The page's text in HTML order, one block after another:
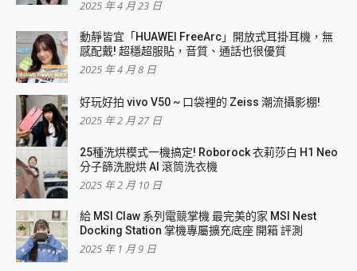
2025 年 4 月 23 日
動靜皆宜「HUAWEI FreeArc」開放式耳掛耳機，無
感配戴! 超穩超服貼，音質、通話也很優質
2025 年 4 月 8 日
好玩好拍 vivo V50 ~ 口袋裡的 Zeiss 潮流攝影棚!
2025 年 2 月 27 日
25種洗烘模式一機搞定! Roborock 衣莉莎白 H1 Neo
分子篩洗脫烘 AI 滾筒洗衣機
2025 年 2 月 10 日
給 MSI Claw 系列電競掌機 最完美的家 MSI Nest
Docking Station 掌機專屬擴充底座 開箱 評測
2025 年 1 月 9 日